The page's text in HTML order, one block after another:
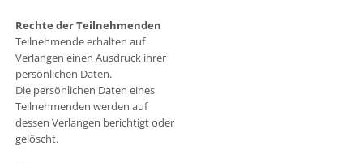
Rechte der Teilnehmenden
Teilnehmende erhalten auf
Verlangen einen Ausdruck ihrer
persönlichen Daten.
Die persönlichen Daten eines
Teilnehmenden werden auf
dessen Verlangen berichtigt oder
gelöscht.